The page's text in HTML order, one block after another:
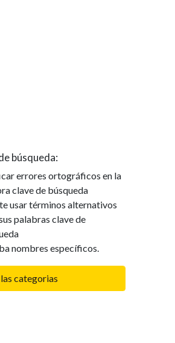
categorias
búsqueda:
errores ortográficos en la
clave de búsqueda
usar términos alternativos
palabras clave de
nombres específicos.